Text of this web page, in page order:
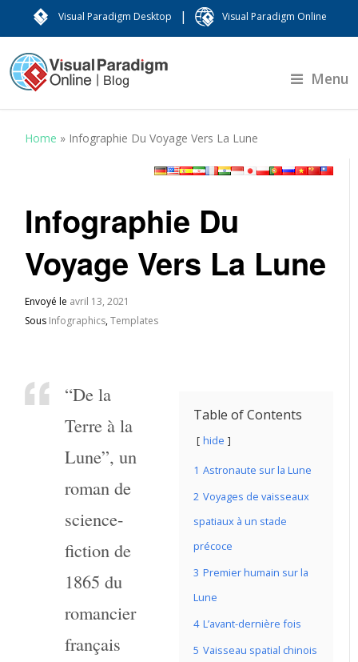
Visual Paradigm Desktop | Visual Paradigm Online
Menu
Home » Infographie Du Voyage Vers La Lune
Infographie Du
Voyage Vers La Lune
Envoyé le avril 13, 2021
Sous Infographics,Templates
Table of Contents
hide
1 Astronaute sur la Lune
2 Voyages de vaisseaux
spatiaux à un stade
précoce
3 Premier humain sur la
Lune
4 L’avant-dernière fois
5 Vaisseau spatial chinois
“De la
Terre à la
Lune”, un
roman de
science-
fiction de
1865 du
romancier
français